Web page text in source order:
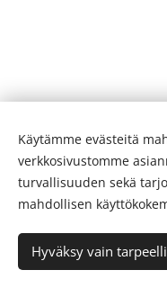
Luotu
Käytämme evästeitä
verkkosivustomme
turvallisuuden sekä
mahdollisen
Hyväksy vain